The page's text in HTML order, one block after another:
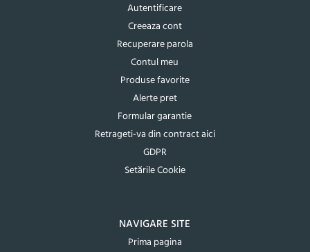
Autentificare
Creeaza cont
Recuperare parola
Contul meu
Produse favorite
Alerte pret
Formular garantie
Retrageti-va din contract aici
GDPR
Setările Cookie
NAVIGARE SITE
Prima pagina